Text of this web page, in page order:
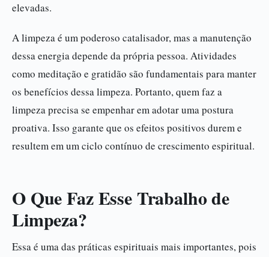
elevadas.
A limpeza é um poderoso catalisador, mas a manutenção
dessa energia depende da própria pessoa. Atividades
como meditação e gratidão são fundamentais para manter
os benefícios dessa limpeza. Portanto, quem faz a
limpeza precisa se empenhar em adotar uma postura
proativa. Isso garante que os efeitos positivos durem e
resultem em um ciclo contínuo de crescimento espiritual.
O Que Faz Esse Trabalho de
Limpeza?
Essa é uma das práticas espirituais mais importantes, pois